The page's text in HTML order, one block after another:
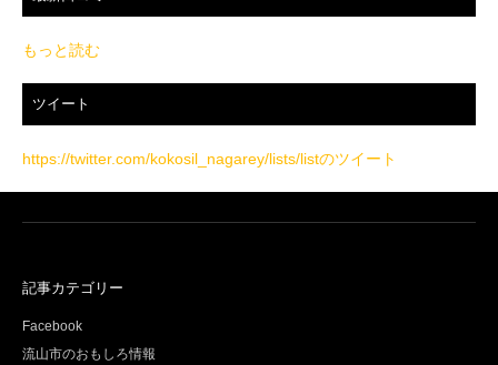
もっと読む
ツイート
https://twitter.com/kokosil_nagarey/lists/listのツイート
記事カテゴリー
Facebook
流山市のおもしろ情報